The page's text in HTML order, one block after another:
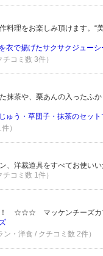
料理をお楽しみ頂けます。“
衣で揚げたサクサクジュー
コミ数 3件）
抹茶や、栗あんの入ったふ
ゅう・草団子・抹茶のセット
）
、洋裁道具をすべてお使い
コミ数 1件）
で！ ☆☆☆ マッケンチー
ン・洋食 / クチコミ数 2件）